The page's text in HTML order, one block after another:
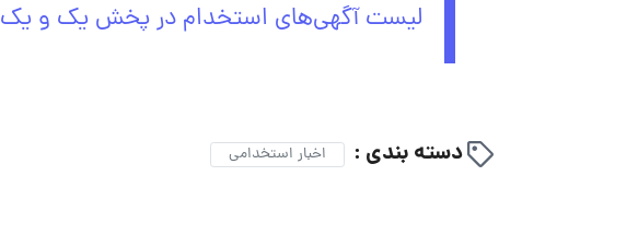
لیست آگهی‌های استخدام در پخش یک و یک
دسته بندی : اخبار استخدامی